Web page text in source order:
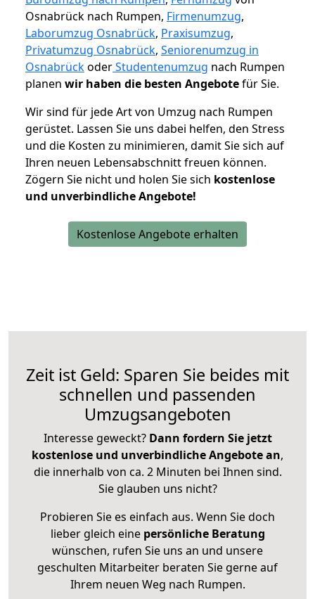
Osnabrück nach Rumpen, Firmenumzug,
Laborumzug Osnabrück, Praxisumzug,
Privatumzug Osnabrück, Seniorenumzug in
OsnabrückoderStudentenumzug nach Rumpen
planen wir haben die besten Angebotefür Sie.
Wir sind für jede Art von Umzug nach Rumpen
gerüstet. Lassen Sie uns dabei helfen, den Stress
und die Kosten zu minimieren, damit Sie sich auf
Ihren neuen Lebensabschnitt freuen können.
Zögern Sie nicht und holen Sie sich kostenlose
und unverbindliche Angebote!
Kostenlose Angebote erhalten
Zeit ist Geld: Sparen Sie beides mit
schnellen und passenden
Umzugsangeboten
Interesse geweckt? Dann fordern Sie jetzt
kostenlose und unverbindliche Angebote an,
die innerhalb von ca. 2 Minuten bei Ihnen sind.
Sie glauben uns nicht?
Probieren Sie es einfach aus. Wenn Sie doch
lieber gleich eine persönliche Beratung
wünschen, rufen Sie uns an und unsere
geschulten Mitarbeiter beraten Sie gerne auf
Ihrem neuen Weg nach Rumpen.